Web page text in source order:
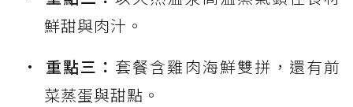
鮮甜與肉汁。
重點三： 套餐含雞肉海鮮雙拼，還有前
菜蒸蛋與甜點。